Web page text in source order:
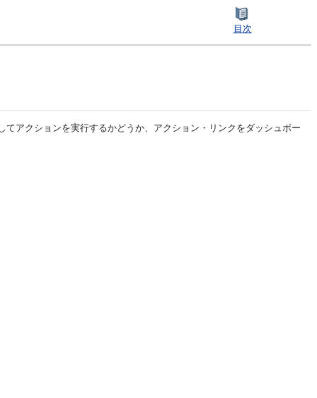
目次
アクションを実行するかどうか、アクション・リンクをダッシュボー